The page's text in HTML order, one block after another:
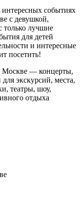
событиях
с девушкой,
только лучшие
для детей
и интересные
посетить!
Москве — концерты,
экскурсий, места,
театры, шоу,
отдыха